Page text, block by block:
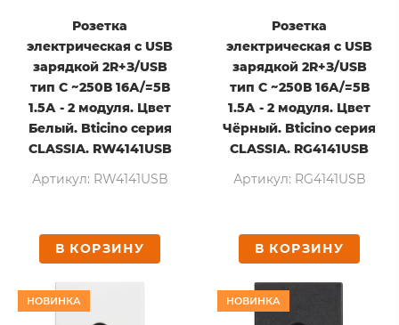
Розетка
электрическая с USB
зарядкой 2R+З/USB
тип C ~250В 16А/=5В
1.5А - 2 модуля. Цвет
Белый. Bticino серия
CLASSIA. RW4141USB
Артикул: RW4141USB
В КОРЗИНУ
Розетка
электрическая с USB
зарядкой 2R+З/USB
тип C ~250В 16А/=5В
1.5А - 2 модуля. Цвет
Чёрный. Bticino серия
CLASSIA. RG4141USB
Артикул: RG4141USB
В КОРЗИНУ
НОВИНКА НОВИНКА